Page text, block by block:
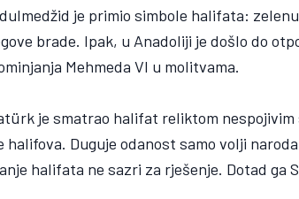
je primio simbole halifata:
brade. Ipak, u Anadoliji je došlo do
Mehmeda VI u molitvama.
je smatrao halifat reliktom
halifova. Duguje odanost samo volji
halifata ne sazri za rješenje. Dotad ga